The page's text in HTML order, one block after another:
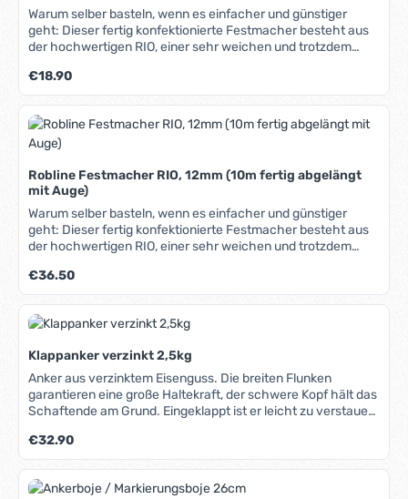
Warum selber basteln, wenn es einfacher und günstiger
geht: Dieser fertig konfektionierte Festmacher besteht aus
der hochwertigen RIO, einer sehr weichen und trotzdem
das auch nach längerem Einsatz im Wasser weich und
formstabil bleibt. Ein Ende mit eingespleißtem Auge, das
andere mit Takling. In unserem Blog erfahren Sie mehr über
Materialien, Herstellung und Pflege von Tauwerk.
Regulärer Preis:
€18.90
Robline Festmacher RIO, 12mm (10m fertig abgelängt
mit Auge)
Warum selber basteln, wenn es einfacher und günstiger
geht: Dieser fertig konfektionierte Festmacher besteht aus
der hochwertigen RIO, einer sehr weichen und trotzdem
das auch nach längerem Einsatz im Wasser weich und
formstabil bleibt. Ein Ende mit eingespleißtem Auge, das
andere mit Takling. In unserem Blog erfahren Sie mehr über
Materialien, Herstellung und Pflege von Tauwerk.
Regulärer Preis:
€36.50
Klappanker verzinkt 2,5kg
Anker aus verzinktem Eisenguss. Die breiten Flunken
garantieren eine große Haltekraft, der schwere Kopf hält das
Schaftende am Grund. Eingeklappt ist er leicht zu verstauen
Regulärer Preis:
€32.90